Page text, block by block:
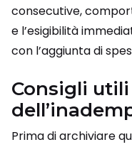
consecutive,
e l’esigibilità
con l’aggiunta di
Consigli
Prima di archiviare